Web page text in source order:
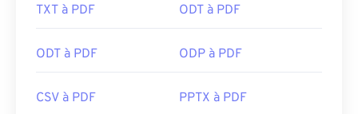
TXT à PDF ODT à PDF
ODT à PDF ODP à PDF
CSV à PDF PPTX à PDF